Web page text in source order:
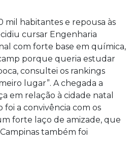
mil habitantes e repousa às
cursar Engenharia
com forte base em química,
porque queria estudar
consultei os rankings
lugar”. A chegada a
em relação à cidade natal
foi a convivência com os
forte laço de amizade, que
também foi